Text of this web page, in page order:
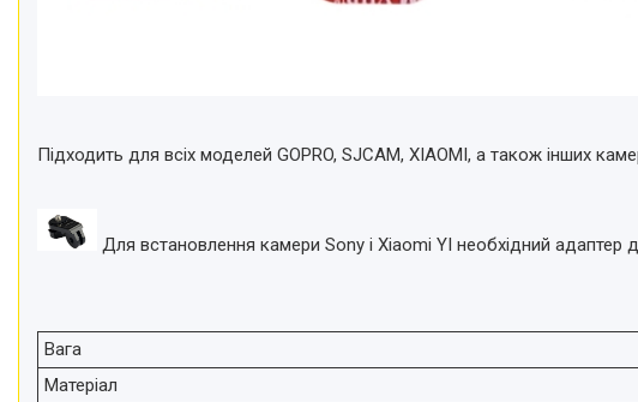
Підходить для всіх моделей GOPRO, SJCAM, XIAOMI, а також інших
Для встановлення камери Sony і Xiaomi YI необхідний адаптер
Вага
Матеріал